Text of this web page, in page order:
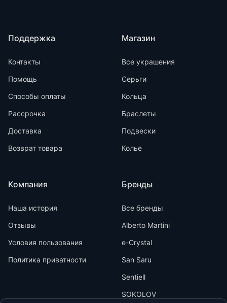
Поддержка
Контакты
Помощь
Способы оплаты
Рассрочка
Доставка
Возврат товара
Компания
Наша история
Отзывы
Условия пользования
Политика приватности
Магазин
Все украшения
Серьги
Кольца
Браслеты
Подвески
Колье
Бренды
Все бренды
Alberto Martini
e-Crystal
San Saru
Sentiell
SOKOLOV